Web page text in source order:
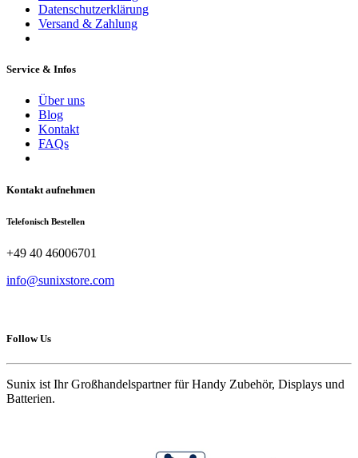
Datenschutzerklärung
Versand & Zahlung
Service & Infos
Über uns
Blog
Kontakt
FAQs
Kontakt aufnehmen
Telefonisch Bestellen
+49 40 46006701
info@sunixstore.com
Follow Us
Sunix ist Ihr Großhandelspartner für Handy Zubehör, Displays und
Batterien.